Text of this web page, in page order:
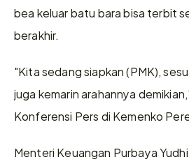
bea keluar batu bara bisa terbit
berakhir.
"Kita sedang siapkan (PMK),
juga kemarin arahannya
Konferensi Pers di Kemenko
Menteri Keuangan Purbaya